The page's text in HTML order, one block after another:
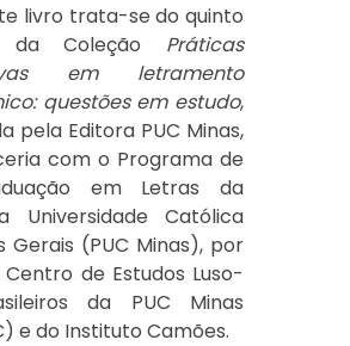
livro trata-se do quinto
da Coleção Práticas
em letramento
questões em estudo,
pela Editora PUC Minas,
com o Programa de
em Letras da
Universidade Católica
Gerais (PUC Minas), por
de Estudos Luso-
da PUC Minas
e do Instituto Camões.